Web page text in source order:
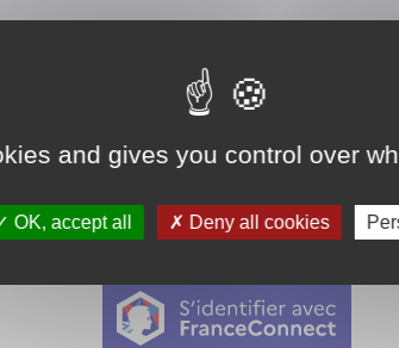
and gives you control over
OK, accept all Deny all cookies
9, il est possible d'étendre les
d'obtenir une qualification IR non
Afin d'y avoir accès, vous devez
par l'Etat pour sécuriser et